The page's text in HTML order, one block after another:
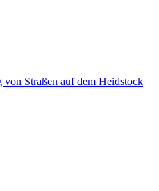
von Straßen auf dem Heidstock